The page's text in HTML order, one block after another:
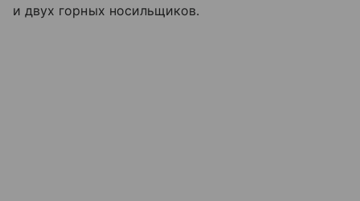
и двух горных носильщиков.